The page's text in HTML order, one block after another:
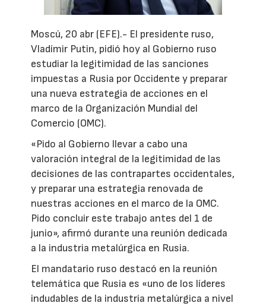
Moscú, 20 abr (EFE).- El presidente ruso,
Vladímir Putin, pidió hoy al Gobierno ruso
estudiar la legitimidad de las sanciones
impuestas a Rusia por Occidente y preparar
una nueva estrategia de acciones en el
marco de la Organización Mundial del
Comercio (OMC).
«Pido al Gobierno llevar a cabo una
valoración integral de la legitimidad de las
decisiones de las contrapartes occidentales,
y preparar una estrategia renovada de
nuestras acciones en el marco de la OMC.
Pido concluir este trabajo antes del 1 de
junio», afirmó durante una reunión dedicada
a la industria metalúrgica en Rusia.
El mandatario ruso destacó en la reunión
telemática que Rusia es «uno de los líderes
indudables de la industria metalúrgica a nivel